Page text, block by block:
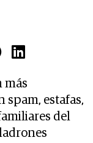
más
spam, estafas,
del